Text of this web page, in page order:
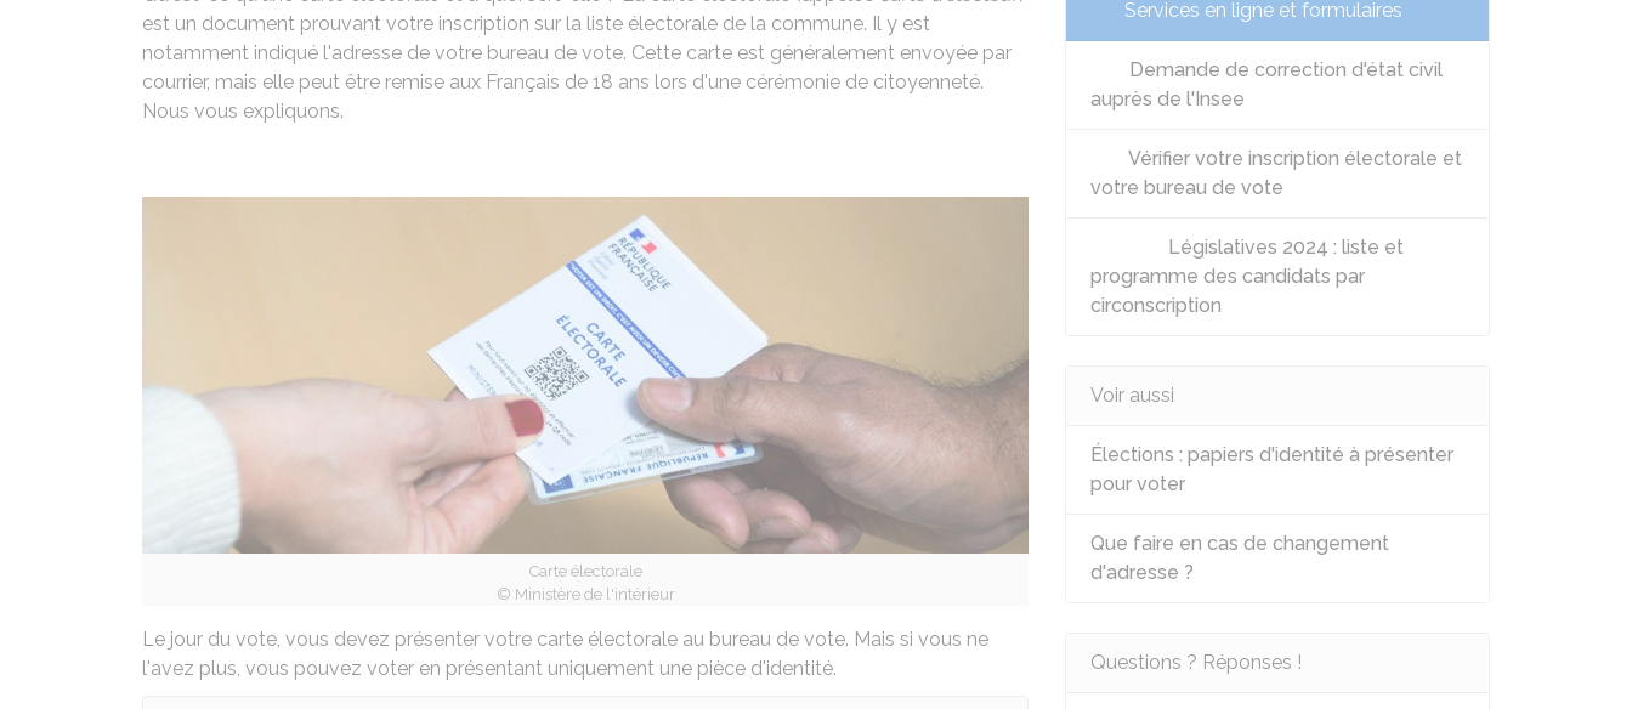
est un document prouvant votre inscription sur la liste électorale de la commune. Il y est
notamment indiqué l'adresse de votre bureau de vote. Cette carte est généralement envoyée par
courrier, mais elle peut être remise aux Français de 18 ans lors d'une cérémonie de citoyenneté.
Nous vous expliquons.
Carte électorale
© Ministère de l'intérieur
Le jour du vote, vous devez présenter votre carte électorale au bureau de vote. Mais si vous ne
l'avez plus, vous pouvez voter en présentant uniquement une pièce d'identité.
Services en ligne et formulaires
Demande de correction d'état civil
auprès de l'Insee
Vérifier votre inscription électorale et
votre bureau de vote
Législatives 2024 : liste et
programme des candidats par
circonscription
Voir aussi
Élections : papiers d'identité à présenter
pour voter
Que faire en cas de changement
d'adresse ?
Questions ? Réponses !